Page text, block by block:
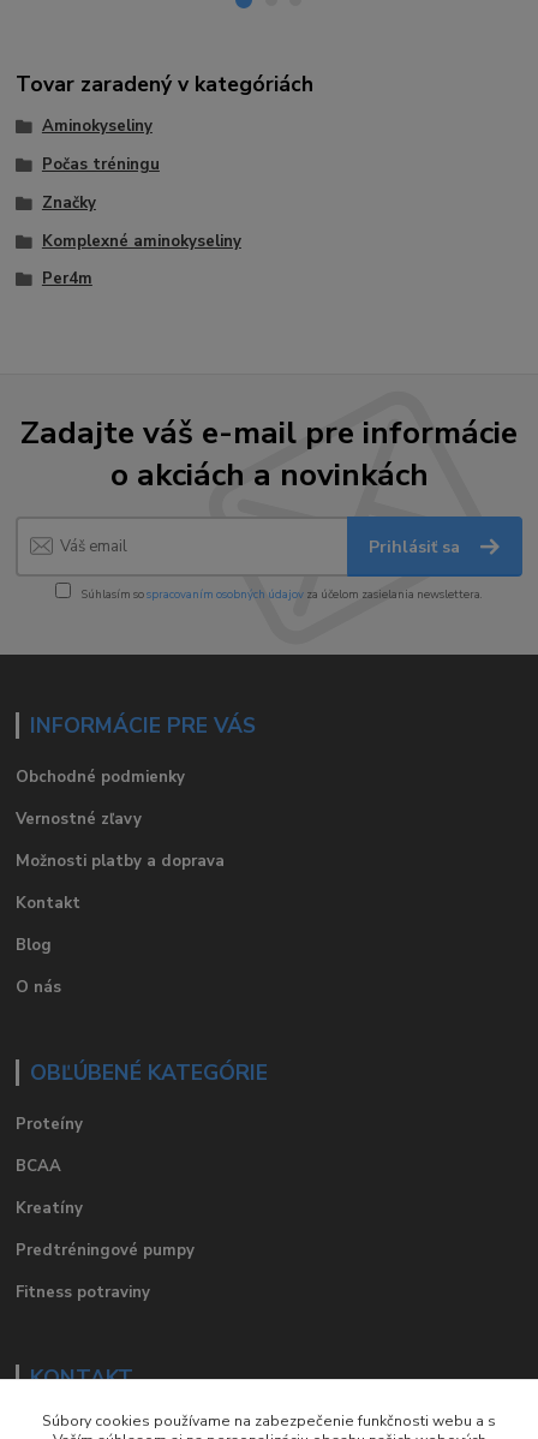
Tovar zaradený v kategóriách
Aminokyseliny
Počas tréningu
Značky
Komplexné aminokyseliny
Per4m
Zadajte váš e-mail pre informácie
o akciách a novinkách
Prihlásiť sa
Súhlasím sospracovaním osobných údajov za účelom zasielania newslettera.
INFORMÁCIE PRE VÁS
Obchodné podmienky
Vernostné zľavy
Možnosti platby a doprava
Kontakt
Blog
O nás
OBĽÚBENÉ KATEGÓRIE
Proteíny
BCAA
Kreatíny
Predtréningové pumpy
Fitness potraviny
KONTAKT
e-mail:eshop@suplements.sk
Súbory cookies používame na zabezpečenie funkčnosti webu a s